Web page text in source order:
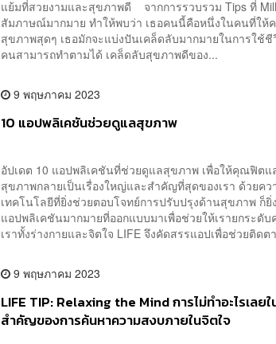
แย้มที่สวยงามและสุขภาพดี จากการรวบรวม Tips ที่
สัมภาษณ์มากมาย ทำให้พบว่า เธอคนนี้คือหนึ่งในคนที่ให้
สุขภาพสุดๆ เธอมักจะแบ่งปันเคล็ดลับมากมายในการใช้
คนสามารถทำตามได้ เคล็ดลับสุขภาพดีของ...
9 พฤษภาคม 2023
10 แอปพลิเคชันช่วยดูแลสุขภาพ
อัปเดต 10 แอปพลิเคชันที่ช่วยดูแลสุขภาพ เพื่อให้คุณฟิตแ
สุขภาพกลายเป็นเรื่องใหญ่และสำคัญที่สุดของเรา ด้วยคว
เทคโนโลยีที่ยิ่งช่วยตอบโจทย์การปรับปรุงด้านสุขภาพ ก็ยิ่
แอปพลิเคชันมากมายที่ออกแบบมาเพื่อช่วยให้เรายกระดั
เราทั้งร่างกายและจิตใจ LIFE จึงคัดสรรแอปเพื่อช่วยติดต
9 พฤษภาคม 2023
LIFE TIP: Relaxing the Mind การไม่ทำอะไรเลย
สำคัญของการค้นหาความสงบภายในจิตใจ